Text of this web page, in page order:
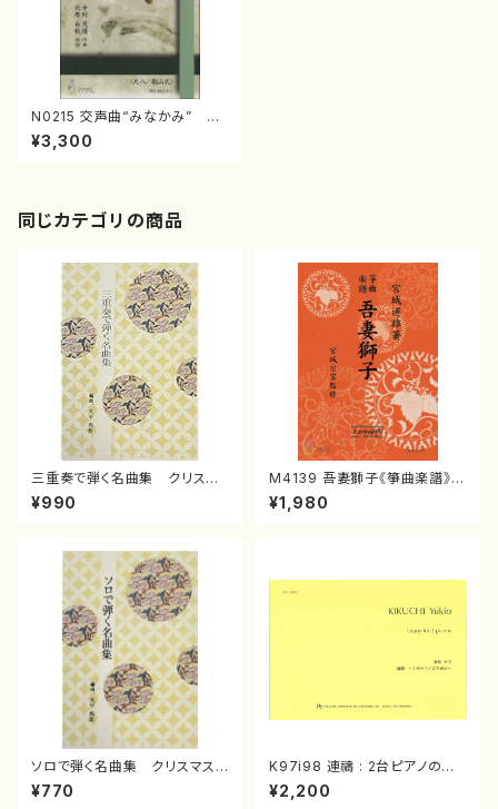
N0215 交声曲“みなかみ” 箏
パート（尺八、歌、箏/中村茂隆/
楽譜）
¥3,300
同じカテゴリの商品
三重奏で弾く名曲集 クリスマ
スメドレー( 箏2/大平光美 編
曲/楽譜）
¥990
M4139 吾妻獅子《箏曲楽譜》
（箏/宮城道雄著・宮城宗家監修/
箏曲古典楽譜）
¥1,980
ソロで弾く名曲集 クリスマス・
イブ／恋人がサンタクロース(
箏独奏 /大平光美 編曲/楽
¥770
K97i98 連禱 : 2台ピアノのた
めの（2 Pianos / 菊池 幸夫 /
楽譜）
¥2,200